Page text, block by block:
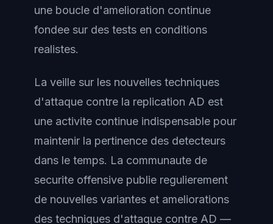
une boucle d'amelioration continue
fondee sur des tests en conditions
realistes.
La veille sur les nouvelles techniques
d'attaque contre la replication AD est
une activite continue indispensable pour
maintenir la pertinence des detecteurs
dans le temps. La communaute de
securite offensive publie regulierement
de nouvelles variantes et ameliorations
des techniques d'attaque contre AD —